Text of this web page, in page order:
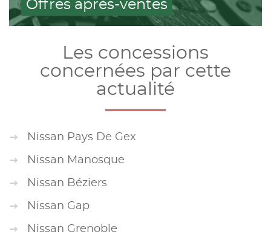
Offres après-ventes
Les concessions
concernées par cette
actualité
Nissan Pays De Gex
Nissan Manosque
Nissan Béziers
Nissan Gap
Nissan Grenoble